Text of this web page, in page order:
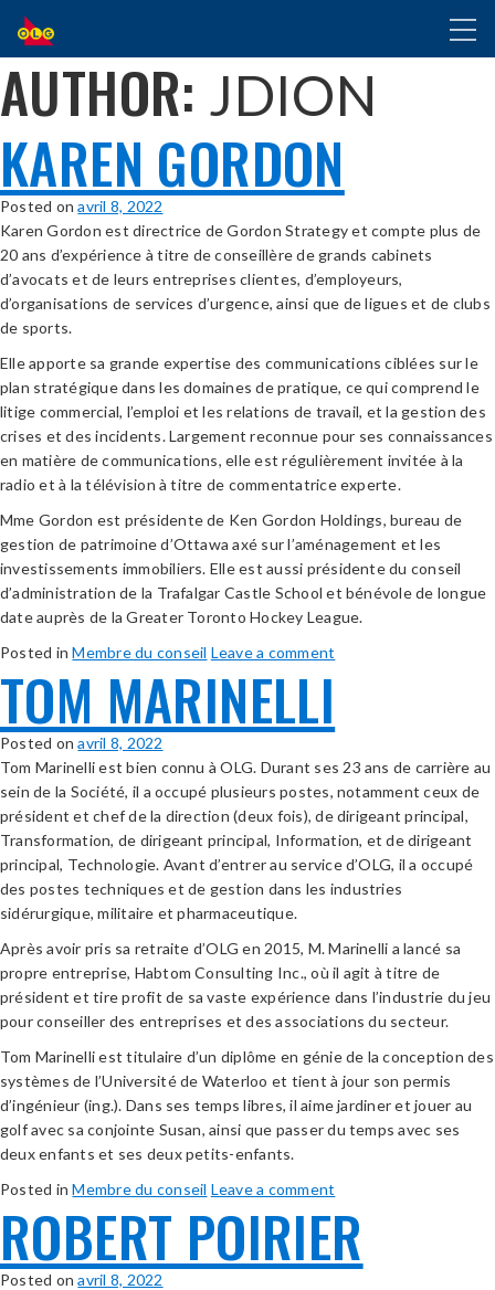
ALLER
AU
CONTENU
PRINCIPAL
AUTHOR: JDION
KAREN GORDON
Posted onavril 8, 2022
Karen Gordon est directrice de Gordon Strategy et compte plus de
20 ans d’expérience à titre de conseillère de grands cabinets
d’avocats et de leurs entreprises clientes, d’employeurs,
d’organisations de services d’urgence, ainsi que de ligues et de clubs
de sports.
Elle apporte sa grande expertise des communications ciblées sur le
plan stratégique dans les domaines de pratique, ce qui comprend le
litige commercial, l’emploi et les relations de travail, et la gestion des
crises et des incidents. Largement reconnue pour ses connaissances
en matière de communications, elle est régulièrement invitée à la
radio et à la télévision à titre de commentatrice experte.
Mme Gordon est présidente de Ken Gordon Holdings, bureau de
gestion de patrimoine d’Ottawa axé sur l’aménagement et les
investissements immobiliers. Elle est aussi présidente du conseil
d’administration de la Trafalgar Castle School et bénévole de longue
date auprès de la Greater Toronto Hockey League.
Posted inMembre du conseil Leave a comment
TOM MARINELLI
Posted onavril 8, 2022
Tom Marinelli est bien connu à OLG. Durant ses 23 ans de carrière au
sein de la Société, il a occupé plusieurs postes, notamment ceux de
président et chef de la direction (deux fois), de dirigeant principal,
Transformation, de dirigeant principal, Information, et de dirigeant
principal, Technologie. Avant d’entrer au service d’OLG, il a occupé
des postes techniques et de gestion dans les industries
sidérurgique, militaire et pharmaceutique.
Après avoir pris sa retraite d’OLG en 2015, M. Marinelli a lancé sa
propre entreprise, Habtom Consulting Inc., où il agit à titre de
président et tire profit de sa vaste expérience dans l’industrie du jeu
pour conseiller des entreprises et des associations du secteur.
Tom Marinelli est titulaire d’un diplôme en génie de la conception des
systèmes de l’Université de Waterloo et tient à jour son permis
d’ingénieur (ing.). Dans ses temps libres, il aime jardiner et jouer au
golf avec sa conjointe Susan, ainsi que passer du temps avec ses
deux enfants et ses deux petits-enfants.
Posted inMembre du conseil Leave a comment
ROBERT POIRIER
Posted onavril 8, 2022